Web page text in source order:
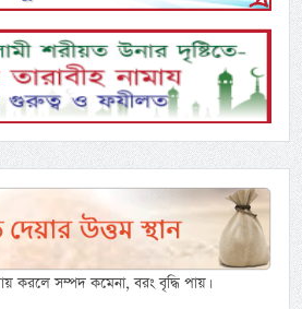
করলে সম্পদ কমেনা, বরং বৃদ্ধি পায়।